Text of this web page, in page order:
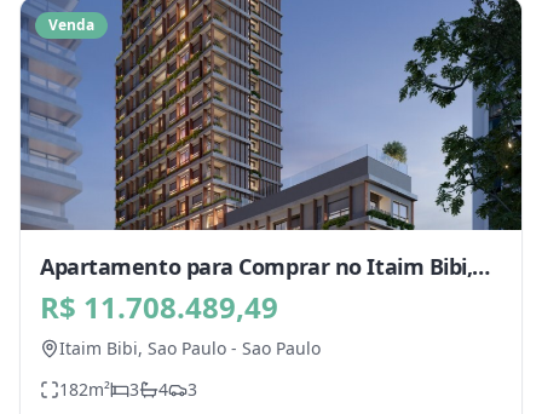
Venda
Apartamento para Comprar no Itaim Bibi,
Sao Paulo - SP
R$ 11.708.489,49
Itaim Bibi, Sao Paulo - Sao Paulo
182m² 3 4 3